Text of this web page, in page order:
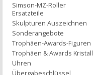
Simson-MZ-Roller
Ersatzteile
Skulpturen Auszeichnen
Sonderangebote
Trophäen-Awards-Figuren
Trophäen & Awards Kristall
Uhren
Übergabeschlüssel